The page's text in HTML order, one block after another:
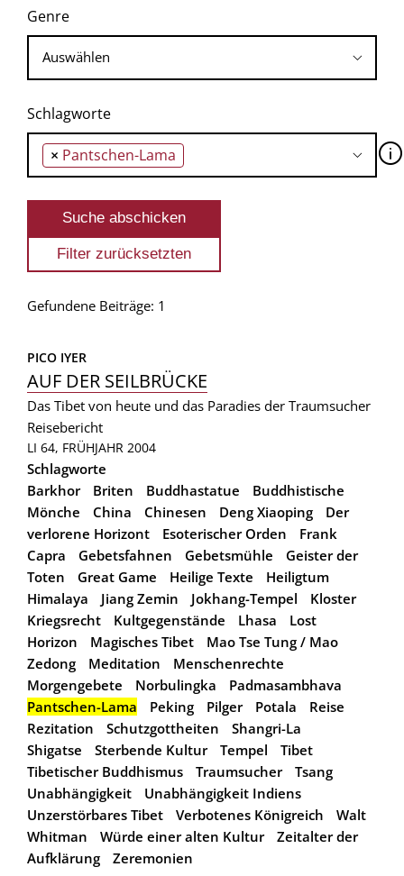
Genre
Schlagworte
× Pantschen-Lama 🛈
Gefundene Beiträge: 1
PICO IYER
AUF DER SEILBRÜCKE
Das Tibet von heute und das Paradies der Traumsucher
Reisebericht
LI 64, FRÜHJAHR 2004
Schlagworte
Barkhor
Briten Buddhastatue
Buddhistische
Mönche
China Chinesen Deng Xiaoping
Der
verlorene Horizont
Esoterischer Orden
Frank
Capra
Gebetsfahnen Gebetsmühle
Geister der
Toten
Great Game Heilige Texte
Heiligtum
Himalaya
Jiang Zemin Jokhang-Tempel
Kloster
Kriegsrecht
Kultgegenstände Lhasa
Lost
Horizon
Magisches Tibet
Mao Tse Tung / Mao
Zedong
Meditation
Menschenrechte
Morgengebete
Norbulingka
Padmasambhava
Pantschen-Lama
Peking Pilger Potala
Reise
Rezitation
Schutzgottheiten
Shangri-La
Shigatse
Sterbende Kultur Tempel
Tibet
Tibetischer Buddhismus
Traumsucher
Tsang
Unabhängigkeit
Unabhängigkeit Indiens
Unzerstörbares Tibet
Verbotenes Königreich
Walt
Whitman
Würde einer alten Kultur
Zeitalter der
Aufklärung
Zeremonien